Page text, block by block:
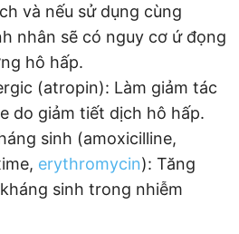
và nếu sử dụng cùng
nhân sẽ có nguy cơ ứ đọng
hô hấp.
(atropin): Làm giảm tác
do giảm tiết dịch hô hấp.
sinh (amoxicilline,
erythromycin): Tăng
sinh trong nhiễm